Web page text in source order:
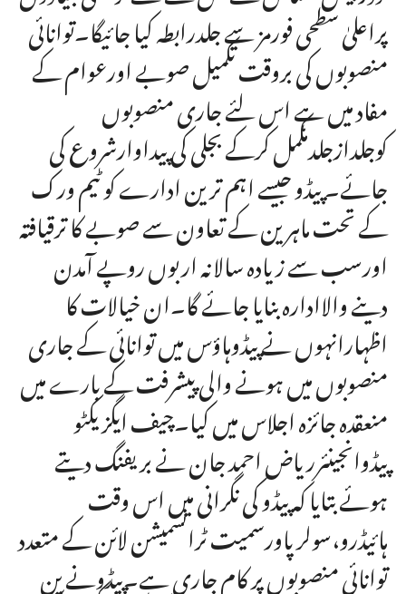
پراعلیٰ سطحی فورمز سے جلدرابطہ کیا جائیگا۔توانائی
منصوبوں کی بروقت تکمیل صوبے اورعوام کے
مفاد میں ہے اس لئے جاری منصوبوں
کوجلدازجلدمکمل کرکے بجلی کی پیداوارشروع کی
جائے۔ پیڈو جیسے اہم ترین ادارے کو ٹیم ورک
کے تحت ماہرین کے تعاون سے صوبے کا ترقیافتہ
اورسب سے زیادہ سالانہ اربوں روپے آمدن
دینے والاادارہ بنایا جائے گا۔ان خیالات کا
اظہارانہوں نے پیڈوہاؤس میں توانائی کے جاری
منصوبوں میں ہونے والی پیشرفت کے بارے میں
منعقدہ جائزہ اجلاس میں کیا۔چیف ایگزیکٹو
پیڈوانجینئرریاض احمد جان نے بریفنگ دیتے
ہوئے بتایا کہ پیڈو کی نگرانی میں اس وقت
ہائیڈرو،سولرپاورسمیت ٹرانسمیشن لائن کے متعدد
توانائی منصوبوں پر کام جاری ہے۔پیڈونے پن